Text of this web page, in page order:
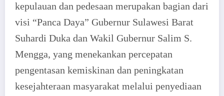
kepulauan dan pedesaan merupakan bagian dari
visi “Panca Daya” Gubernur Sulawesi Barat
Suhardi Duka dan Wakil Gubernur Salim S.
Mengga, yang menekankan percepatan
pengentasan kemiskinan dan peningkatan
kesejahteraan masyarakat melalui penyediaan